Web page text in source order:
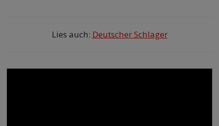
Lies auch: Deutscher Schlager